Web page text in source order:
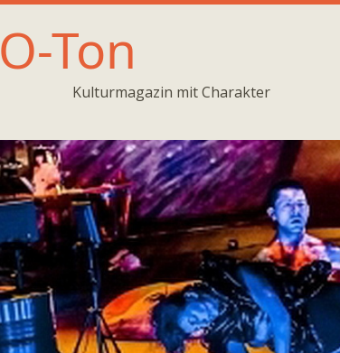
O-Ton
Kulturmagazin mit Charakter